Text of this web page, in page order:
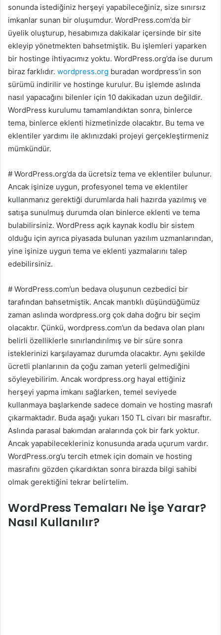
sonunda istediğiniz herşeyi yapabileceğiniz, size sınırsız
imkanlar sunan bir oluşumdur. WordPress.com’da bir
üyelik oluşturup, hesabımıza dakikalar içersinde bir site
ekleyip yönetmekten bahsetmiştik. Bu işlemleri yaparken
bir hostinge ihtiyacımız yoktu. WordPress.org’da ise durum
biraz farklıdır. wordpress.org buradan wordpress’in son
sürümü indirilir ve hostinge kurulur. Bu işlemde aslında
nasıl yapacağını bilenler için 10 dakikadan uzun değildir.
WordPress kurulumu tamamlandıktan sonra, binlerce
tema, binlerce eklenti hizmetinizde olacaktır. Bu tema ve
eklentiler yardımı ile aklınızdaki projeyi gerçekleştirmeniz
mümkündür.
# WordPress.org’da da ücretsiz tema ve eklentiler bulunur.
Ancak işinize uygun, profesyonel tema ve eklentiler
kullanmanız gerektiği durumlarda hali hazırda yazılmış ve
satışa sunulmuş durumda olan binlerce eklenti ve tema
bulabilirsiniz. WordPress açık kaynak kodlu bir sistem
olduğu için ayrıca piyasada bulunan yazılım uzmanlarından,
yine işinize uygun tema ve eklenti yazmalarını talep
edebilirsiniz.
# WordPress.com’un bedava oluşunun cezbedici bir
tarafından bahsetmiştik. Ancak mantıklı düşündüğümüz
zaman aslında wordpress.org çok daha doğru bir seçim
olacaktır. Çünkü, wordpress.com’un da bedava olan planı
belirli özelliklerle sınırlandırılmış ve bir süre sonra
isteklerinizi karşılayamaz durumda olacaktır. Aynı şekilde
ücretli planlarının da çoğu zaman yeterli gelmediğini
söyleyebilirim. Ancak wordpress.org hayal ettiğiniz
herşeyi yapma imkanı sağlarken, temel seviyede
kullanmaya başlarkende sadece domain ve hosting masrafı
çıkarmaktadır. Buda aşağı yukarı 150 TL civarı bir masraftır.
Aslında parasal bakımdan aralarında çok bir fark yoktur.
Ancak yapabilecekleriniz konusunda arada uçurum vardır.
WordPress.org’u tercih etmek için domain ve hosting
masrafını gözden çıkardıktan sonra birazda bilgi sahibi
olmak gerektiğini tekrar belirtelim.
WordPress Temaları Ne İşe Yarar?
Nasıl Kullanılır?